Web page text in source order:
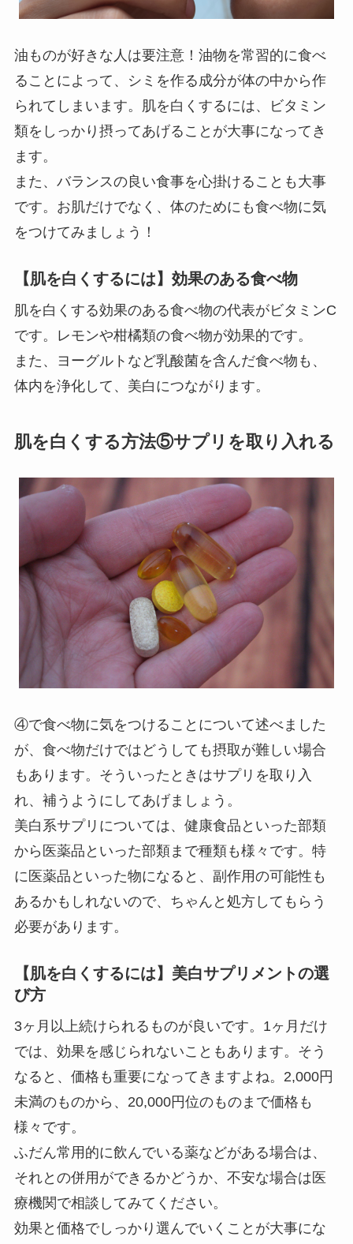
油ものが好きな人は要注意！油物を常習的に食べ
ることによって、シミを作る成分が体の中から作
られてしまいます。肌を白くするには、ビタミン
類をしっかり摂ってあげることが大事になってき
ます。
また、バランスの良い食事を心掛けることも大事
です。お肌だけでなく、体のためにも食べ物に気
をつけてみましょう！
【肌を白くするには】効果のある食べ物
肌を白くする効果のある食べ物の代表がビタミンC
です。レモンや柑橘類の食べ物が効果的です。
また、ヨーグルトなど乳酸菌を含んだ食べ物も、
体内を浄化して、美白につながります。
肌を白くする方法⑤サプリを取り入れる
④で食べ物に気をつけることについて述べました
が、食べ物だけではどうしても摂取が難しい場合
もあります。そういったときはサプリを取り入
れ、補うようにしてあげましょう。
美白系サプリについては、健康食品といった部類
から医薬品といった部類まで種類も様々です。特
に医薬品といった物になると、副作用の可能性も
あるかもしれないので、ちゃんと処方してもらう
必要があります。
【肌を白くするには】美白サプリメントの選
び方
3ヶ月以上続けられるものが良いです。1ヶ月だけ
では、効果を感じられないこともあります。そう
なると、価格も重要になってきますよね。2,000円
未満のものから、20,000円位のものまで価格も
様々です。
ふだん常用的に飲んでいる薬などがある場合は、
それとの併用ができるかどうか、不安な場合は医
療機関で相談してみてください。
効果と価格でしっかり選んでいくことが大事にな